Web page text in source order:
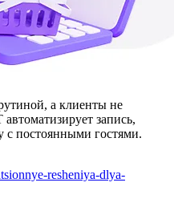
а клиенты не
запись,
с постоянными гостями.
resheniya-dlya-